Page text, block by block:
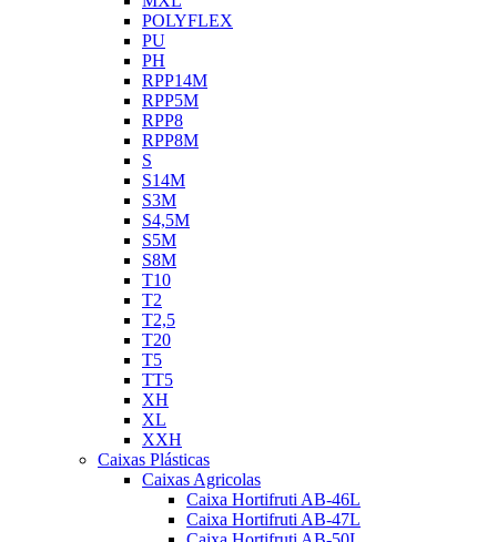
POLYFLEX
PU
PH
RPP14M
RPP5M
RPP8
RPP8M
S
S14M
S3M
S4,5M
S5M
S8M
T10
T2
T2,5
T20
T5
TT5
XH
XL
XXH
Caixas Plásticas
Caixas Agricolas
Caixa Hortifruti AB-46L
Caixa Hortifruti AB-47L